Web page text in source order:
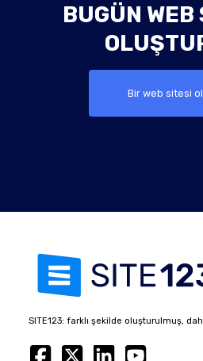
BUGÜN
Bir web sitesi
SITE123: farklı şekilde oluşturulmuş,